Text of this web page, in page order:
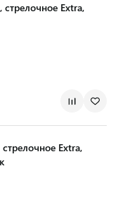
Extra,
Extra,